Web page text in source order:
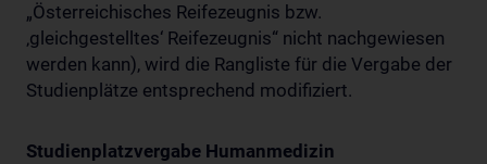
„Österreichisches Reifezeugnis bzw.
‚gleichgestelltes‘ Reifezeugnis“ nicht nachgewiesen
werden kann), wird die Rangliste für die Vergabe der
Studienplätze entsprechend modifiziert.
Studienplatzvergabe Humanmedizin